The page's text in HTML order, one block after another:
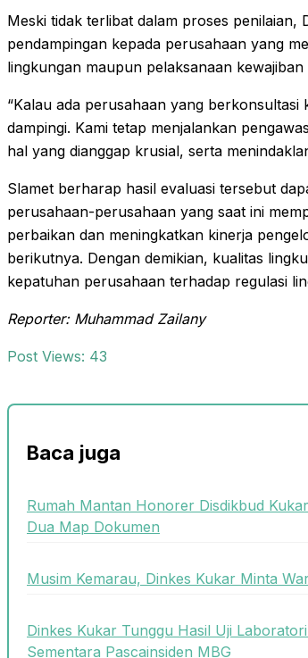
Meski tidak terlibat dalam proses penilaian,
pendampingan kepada perusahaan yang
lingkungan maupun pelaksanaan
“Kalau ada perusahaan yang berkonsultasi
dampingi. Kami tetap menjalankan
hal yang dianggap krusial, serta
Slamet berharap hasil evaluasi tersebut
perusahaan-perusahaan yang saat ini
perbaikan dan meningkatkan kinerja
berikutnya. Dengan demikian, kualitas
kepatuhan perusahaan terhadap regulasi
Reporter: Muhammad Zailany
Post Views: 43
Baca juga
Rumah Mantan Honorer Disdikbud
Dua Map Dokumen
Musim Kemarau, Dinkes Kukar Minta
Dinkes Kukar Tunggu Hasil Uji
Sementara Pascainsiden MBG